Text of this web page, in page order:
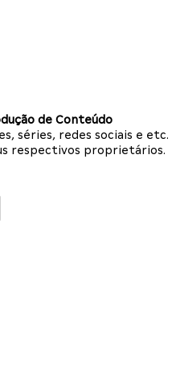
de Conteúdo
séries, redes sociais e etc.
respectivos proprietários.